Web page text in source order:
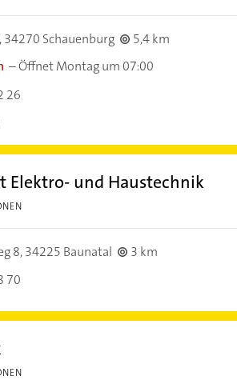
34270 Schauenburg
5,4 km
–Öffnet Montag um 07:00
26
Elektro- und Haustechnik
8,34225 Baunatal
3 km
70